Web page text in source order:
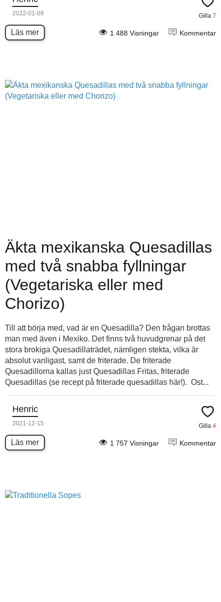
2022-01-09 Gilla 7
Läs mer Kommentar
1 488 Visningar
Äkta mexikanska Quesadillas
med två snabba fyllningar
(Vegetariska eller med
Chorizo)
Till att börja med, vad är en Quesadilla? Den frågan brottas
man med även i Mexiko. Det finns två huvudgrenar på det
stora brokiga Quesadillaträdet, nämligen stekta, vilka är
absolut vanligast, samt de friterade. De friterade
Quesadillorna kallas just Quesadillas Fritas, friterade
Quesadillas (se recept på friterade quesadillas här!). Ost...
Henric
2021-12-15 Gilla 4
Läs mer Kommentar
1 757 Visningar